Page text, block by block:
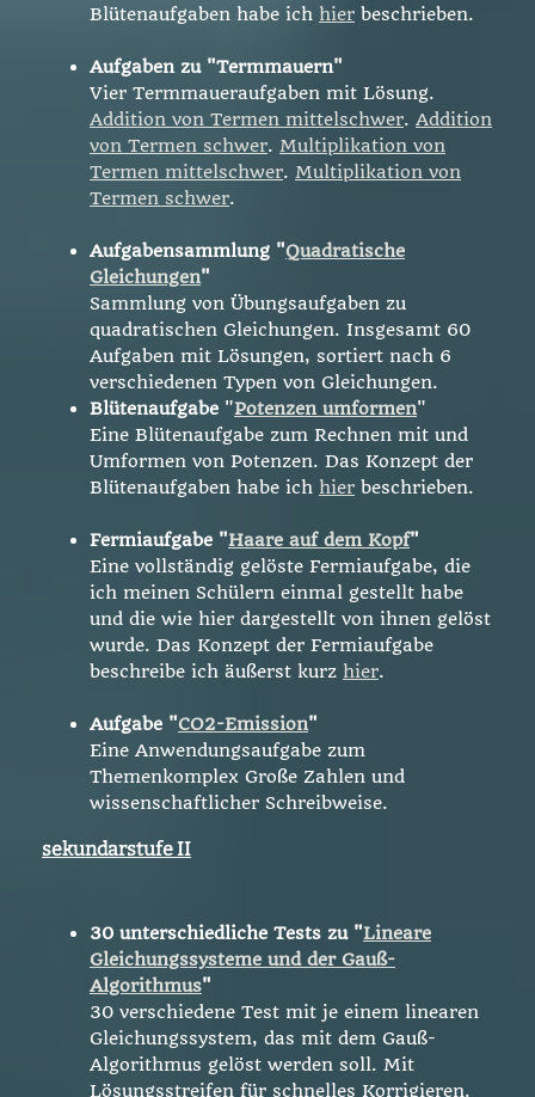
Blütenaufgaben habe ich hier beschrieben.
Aufgaben zu "Termmauern"
Vier Termmaueraufgaben mit Lösung.
Addition von Termen mittelschwer. Addition
von Termen schwer. Multiplikation von
Termen mittelschwer. Multiplikation von
Termen schwer.
Aufgabensammlung "Quadratische
Gleichungen"
Sammlung von Übungsaufgaben zu
quadratischen Gleichungen. Insgesamt 60
Aufgaben mit Lösungen, sortiert nach 6
verschiedenen Typen von Gleichungen.
Blütenaufgabe "Potenzen umformen"
Eine Blütenaufgabe zum Rechnen mit und
Umformen von Potenzen. Das Konzept der
Blütenaufgaben habe ich hier beschrieben.
Fermiaufgabe "Haare auf dem Kopf"
Eine vollständig gelöste Fermiaufgabe, die
ich meinen Schülern einmal gestellt habe
und die wie hier dargestellt von ihnen gelöst
wurde. Das Konzept der Fermiaufgabe
beschreibe ich äußerst kurz hier.
Aufgabe "CO2-Emission"
Eine Anwendungsaufgabe zum
Themenkomplex Große Zahlen und
wissenschaftlicher Schreibweise.
sekundarstufe II
30 unterschiedliche Tests zu "Lineare
Gleichungssysteme und der Gauß-
Algorithmus"
30 verschiedene Test mit je einem linearen
Gleichungssystem, das mit dem Gauß-
Algorithmus gelöst werden soll. Mit
Lösungsstreifen für schnelles Korrigieren.